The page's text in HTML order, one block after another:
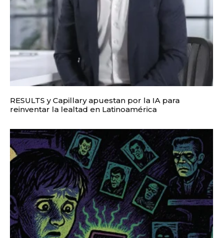
RESULTS y Capillary apuestan por la IA para
reinventar la lealtad en Latinoamérica